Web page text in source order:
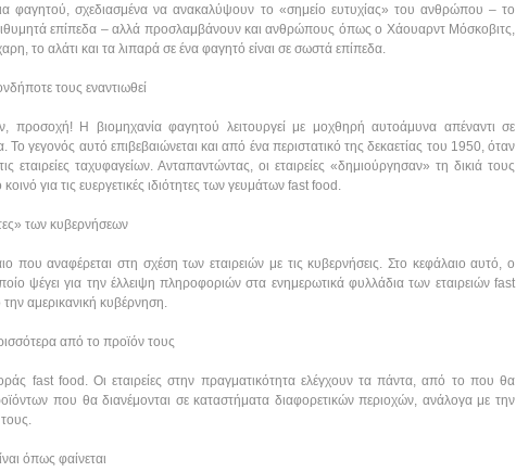
φαγητού, σχεδιασμένα να ανακαλύψουν το «σημείο ευτυχίας» του ανθρώπου – το
επίπεδα – αλλά προσλαμβάνουν και ανθρώπους όπως ο Χάουαρντ Μόσκοβιτς,
το αλάτι και τα λιπαρά σε ένα φαγητό είναι σε σωστά επίπεδα.
τους εναντιωθεί
προσοχή! Η βιομηχανία φαγητού λειτουργεί με μοχθηρή αυτοάμυνα απέναντι σε
γεγονός αυτό επιβεβαιώνεται και από ένα περιστατικό της δεκαετίας του 1950, όταν
ταχυφαγείων. Ανταπαντώντας, οι εταιρείες «δημιούργησαν» τη δικιά τους
για τις ευεργετικές ιδιότητες των γευμάτων fast food.
των κυβερνήσεων
που αναφέρεται στη σχέση των εταιρειών με τις κυβερνήσεις. Στο κεφάλαιο αυτό, ο
ψέγει για την έλλειψη πληροφοριών στα ενημερωτικά φυλλάδια των εταιρειών fast
αμερικανική κυβέρνηση.
από το προϊόν τους
fast food. Οι εταιρείες στην πραγματικότητα ελέγχουν τα πάντα, από το που θα
που θα διανέμονται σε καταστήματα διαφορετικών περιοχών, ανάλογα με την
όπως φαίνεται